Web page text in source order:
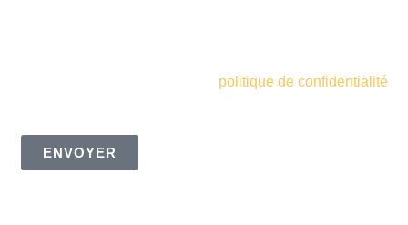
politique de confidentialité
ENVOYER